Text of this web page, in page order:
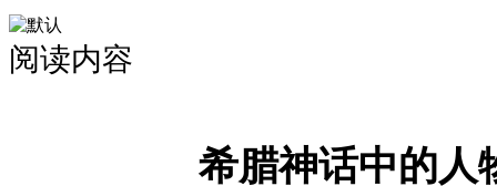
阅读内容
希腊神话中的人